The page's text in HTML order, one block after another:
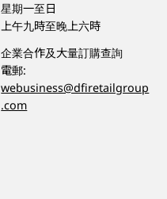
星期一至日
上午九時至晚上六時
企業合作及大量訂購查詢
電郵:
webusiness@dfiretailgroup
.com